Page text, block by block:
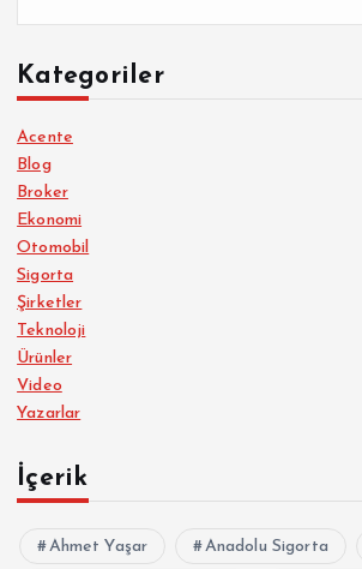
Kategoriler
Acente
Blog
Broker
Ekonomi
Otomobil
Sigorta
Şirketler
Teknoloji
Ürünler
Video
Yazarlar
İçerik
Ahmet Yaşar Anadolu Sigorta